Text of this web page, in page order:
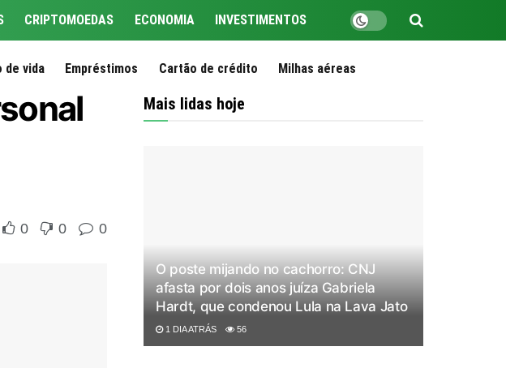
CRIPTOMOEDAS ECONOMIA INVESTIMENTOS
de vida Empréstimos Cartão de crédito Milhas aéreas
0 0 0
Mais lidas hoje
O poste mijando no cachorro: CNJ
afasta por dois anos juíza Gabriela
Hardt, que condenou Lula na Lava Jato
1 DIA ATRÁS 56